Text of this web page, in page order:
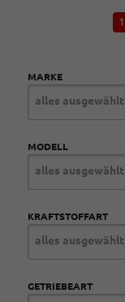
1
MARKE
alles ausgewählt
MODELL
alles ausgewählt
KRAFTSTOFFART
alles ausgewählt
GETRIEBEART